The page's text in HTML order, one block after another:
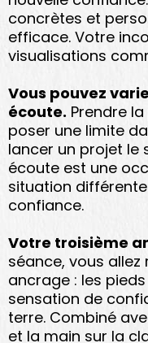
concrètes et
efficace. Votre
visualisations
Vous pouvez
écoute. Prendre
poser une limite
lancer un projet le
écoute est une
situation
confiance.
Votre troisième
séance, vous
ancrage : les
sensation de
terre. Combiné
et la main sur la